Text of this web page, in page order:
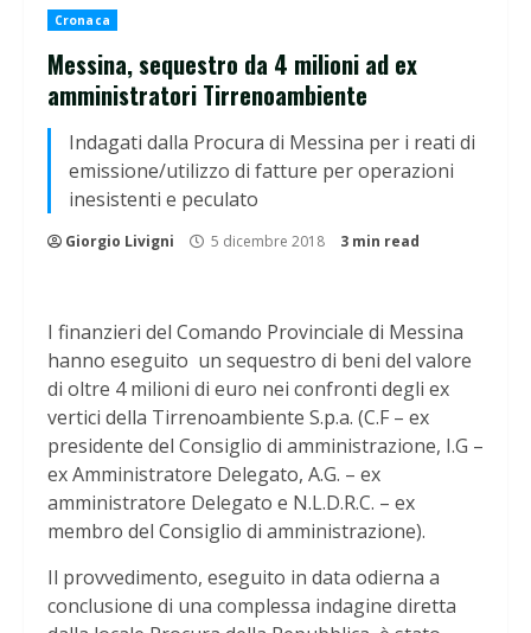
Cronaca
Messina, sequestro da 4 milioni ad ex
amministratori Tirrenoambiente
Indagati dalla Procura di Messina per i reati di
emissione/utilizzo di fatture per operazioni
inesistenti e peculato
Giorgio Livigni 5 dicembre 2018 3 min read
I finanzieri del Comando Provinciale di Messina
hanno eseguito un sequestro di beni del valore
di oltre 4 milioni di euro nei confronti degli ex
vertici della Tirrenoambiente S.p.a. (C.F – ex
presidente del Consiglio di amministrazione, I.G –
ex Amministratore Delegato, A.G. – ex
amministratore Delegato e N.L.D.R.C. – ex
membro del Consiglio di amministrazione).
Il provvedimento, eseguito in data odierna a
conclusione di una complessa indagine diretta